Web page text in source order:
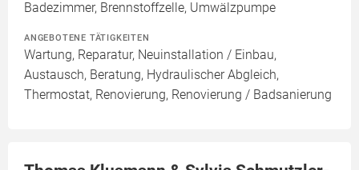
Badezimmer, Brennstoffzelle, Umwälzpumpe
ANGEBOTENE TÄTIGKEITEN
Wartung, Reparatur, Neuinstallation / Einbau,
Austausch, Beratung, Hydraulischer Abgleich,
Thermostat, Renovierung, Renovierung / Badsanierung